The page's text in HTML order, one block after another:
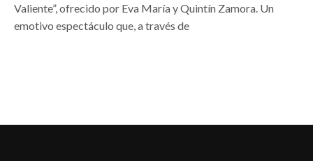
Valiente”, ofrecido por Eva María y Quintín Zamora. Un
emotivo espectáculo que, a través de